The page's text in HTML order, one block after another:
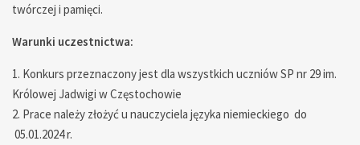
twórczej i pamięci.
Warunki uczestnictwa:
1. Konkurs przeznaczony jest dla wszystkich uczniów SP nr 29 im.
Królowej Jadwigi w Częstochowie
2. Prace należy złożyć u nauczyciela języka niemieckiego do
05.01.2024 r.